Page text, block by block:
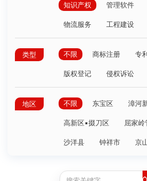
知识产权 管理软件
物流服务 工程建设
类型 不限 商标注册 专
版权登记 侵权诉讼
地区 不限 东宝区 漳河
高新区▪掇刀区 屈家
沙洋县 钟祥市 京